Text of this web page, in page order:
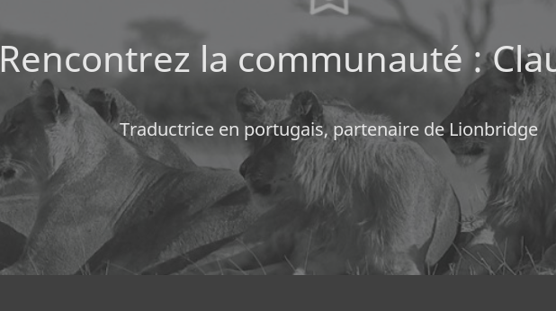
Rencontrez la communauté :
Traductrice en portugais, partenaire de Lionbridge